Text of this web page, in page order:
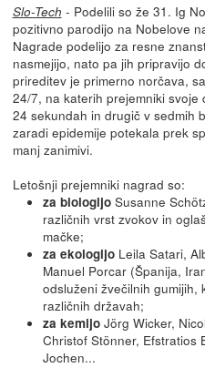
Slo-Tech - Podelili so že 31. Ig
pozitivno parodijo na Nobelove
Nagrade podelijo za resne
nasmejijo, nato pa jih pripravijo
prireditev je primerno norčava,
24/7, na katerih prejemniki
24 sekundah in drugič v sedmih
zaradi epidemije potekala prek
manj zanimivi.
Letošnji prejemniki nagrad so:
za biologijo Susanne
različnih vrst zvokov in
mačke;
za ekologijo Leila Satari,
Manuel Porcar (Španija,
odsluženi žvečilnih
različnih državah;
za kemijo Jörg Wicker,
Christof Stönner, Efstratios
Jochen...